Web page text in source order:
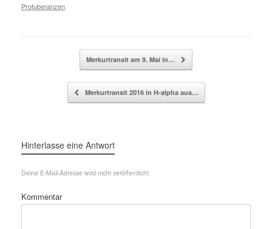
Protuberanzen
Merkurtransit am 9. Mai in…
Merkurtransit 2016 in H-alpha aus…
Hinterlasse eine Antwort
Deine E-Mail-Adresse wird nicht veröffentlicht.
Kommentar